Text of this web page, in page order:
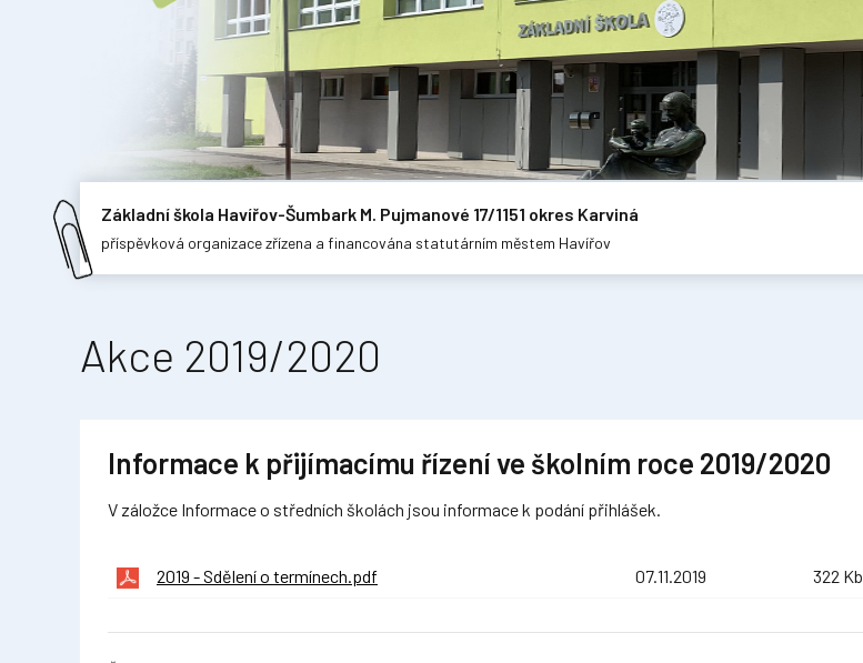
Základní škola Havířov-Šumbark M. Pujmanové 17/1151 okres Karviná
příspěvková organizace zřízena a financována statutárním městem Havířov
Akce 2019/2020
Informace k přijímacímu řízení ve školním roce 2019/2020
V záložce Informace o středních školách jsou informace k podání přihlášek.
2019 - Sdělení o termínech.pdf 07.11.2019 322 Kb